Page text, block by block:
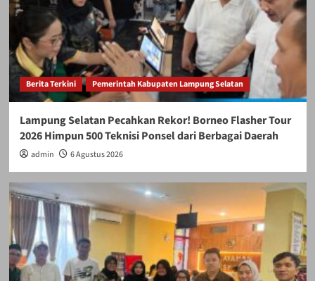
Berita Terkini Pemerintah Kabupaten Lampung Selatan
Lampung Selatan Pecahkan Rekor! Borneo Flasher Tour
2026 Himpun 500 Teknisi Ponsel dari Berbagai Daerah
admin 6 Agustus 2026